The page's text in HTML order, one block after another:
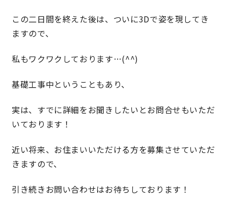
2030年の省エネ基準住宅
生涯続く安心のアフターフォロー
ラインナップ
この二日間を終えた後は、ついに3Dで姿を現してき
ますので、
私もワクワクしております…(^^)
基礎工事中ということもあり、
実は、すでに詳細をお聞きしたいとお問合せもいただ
いております！
近い将来、お住まいいただける方を募集させていただ
きますので、
引き続きお問い合わせはお待ちしております！